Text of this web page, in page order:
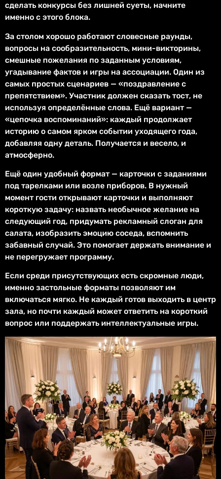
сделать конкурсы без лишней суеты, начните
именно с этого блока.
За столом хорошо работают словесные раунды,
вопросы на сообразительность, мини-викторины,
смешные пожелания по заданным условиям,
угадывание фактов и игры на ассоциации. Один из
самых простых сценариев — «поздравление с
препятствием». Участник должен сказать тост, не
используя определённые слова. Ещё вариант —
«цепочка воспоминаний»: каждый продолжает
историю о самом ярком событии уходящего года,
добавляя одну деталь. Получается и весело, и
атмосферно.
Ещё один удобный формат — карточки с заданиями
под тарелками или возле приборов. В нужный
момент гости открывают карточки и выполняют
короткую задачу: назвать необычное желание на
следующий год, придумать рекламный слоган для
салата, изобразить эмоцию соседа, вспомнить
забавный случай. Это помогает держать внимание и
не перегружает программу.
Если среди присутствующих есть скромные люди,
именно застольные форматы позволяют им
включаться мягко. Не каждый готов выходить в центр
зала, но почти каждый может ответить на короткий
вопрос или поддержать интеллектуальные игры.